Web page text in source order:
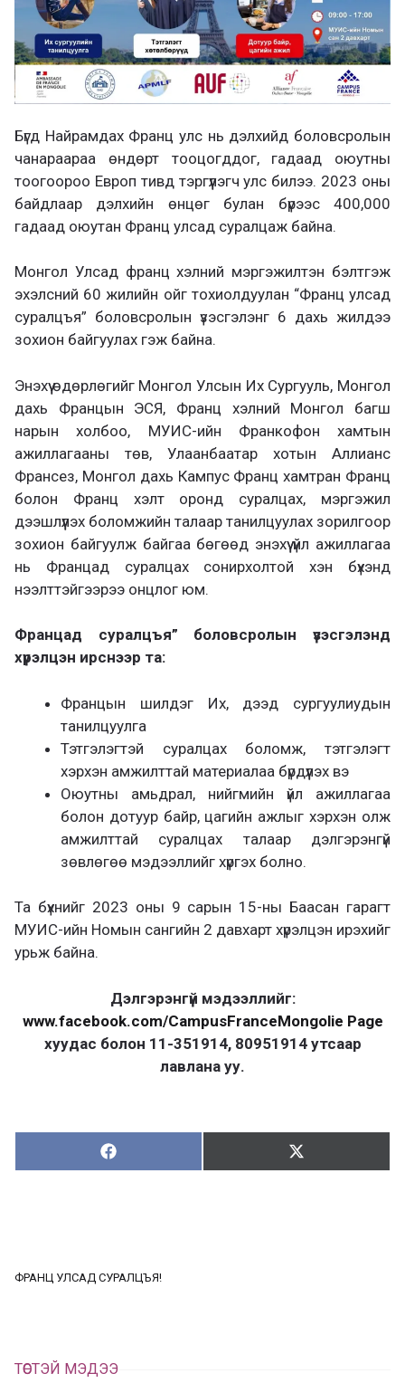
Бүгд Найрамдах Франц улс нь дэлхийд боловсролын
чанараараа өндөрт тооцогддог, гадаад оюутны
тоогоороо Европ тивд тэргүүлэгч улс билээ. 2023 оны
байдлаар дэлхийн өнцөг булан бүрээс 400,000
гадаад оюутан Франц улсад суралцаж байна.
Монгол Улсад франц хэлний мэргэжилтэн бэлтгэж
эхэлсний 60 жилийн ойг тохиолдуулан “Франц улсад
суралцъя” боловсролын үзэсгэлэнг 6 дахь жилдээ
зохион байгуулах гэж байна.
Энэхүү өдөрлөгийг Монгол Улсын Их Сургууль, Монгол
дахь Францын ЭСЯ, Франц хэлний Монгол багш
нарын холбоо, МУИС-ийн Франкофон хамтын
ажиллагааны төв, Улаанбаатар хотын Аллианс
Франсез, Монгол дахь Кампус Франц хамтран Франц
болон Франц хэлт оронд суралцах, мэргэжил
дээшлүүлэх боломжийн талаар танилцуулах зорилгоор
зохион байгуулж байгаа бөгөөд энэхүү үйл ажиллагаа
нь Францад суралцах сонирхолтой хэн бүхэнд
нээлттэйгээрээ онцлог юм.
Францад суралцъя” боловсролын үзэсгэлэнд
хүрэлцэн ирснээр та:
Францын шилдэг Их, дээд сургуулиудын
танилцуулга
Тэтгэлэгтэй суралцах боломж, тэтгэлэгт
хэрхэн амжилттай материалаа бүрдүүлэх вэ
Оюутны амьдрал, нийгмийн үйл ажиллагаа
болон дотуур байр, цагийн ажлыг хэрхэн олж
амжилттай суралцах талаар дэлгэрэнгүй
зөвлөгөө мэдээллийг хүргэх болно.
Та бүхнийг 2023 оны 9 сарын 15-ны Баасан гарагт
МУИС-ийн Номын сангийн 2 давхарт хүрэлцэн ирэхийг
урьж байна.
Дэлгэрэнгүй мэдээллийг:
www.facebook.com/CampusFranceMongolie Page
хуудас болон 11-351914, 80951914 утсаар
лавлана уу.
Хуваалцах:
Х
у
х
Түгээх:
Т
ФРАНЦ УЛСАД СУРАЛЦЪЯ!
ТӨСТЭЙ МЭДЭЭ